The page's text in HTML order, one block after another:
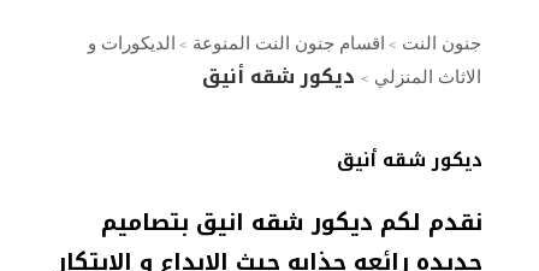
جنون النت > اقسام جنون النت المنوعة >
الديكورات و
الاثاث المنزلي > ديكور شقه أنيق
ديكور شقه أنيق
نقدم لكم ديكور شقه انيق بتصاميم